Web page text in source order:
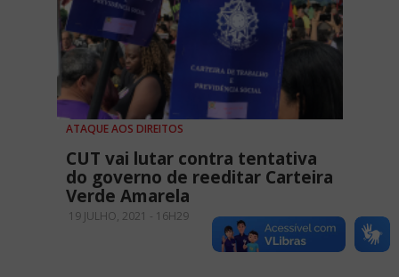
ATAQUE AOS DIREITOS
CUT vai lutar contra tentativa
do governo de reeditar Carteira
Verde Amarela
19 JULHO, 2021 - 16H29